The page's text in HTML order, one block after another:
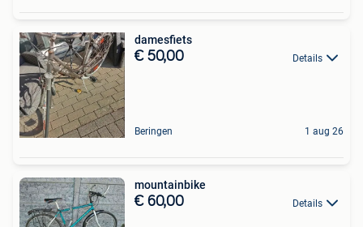
damesfiets
€ 50,00 Details
Beringen 1 aug 26
mountainbike
€ 60,00 Details